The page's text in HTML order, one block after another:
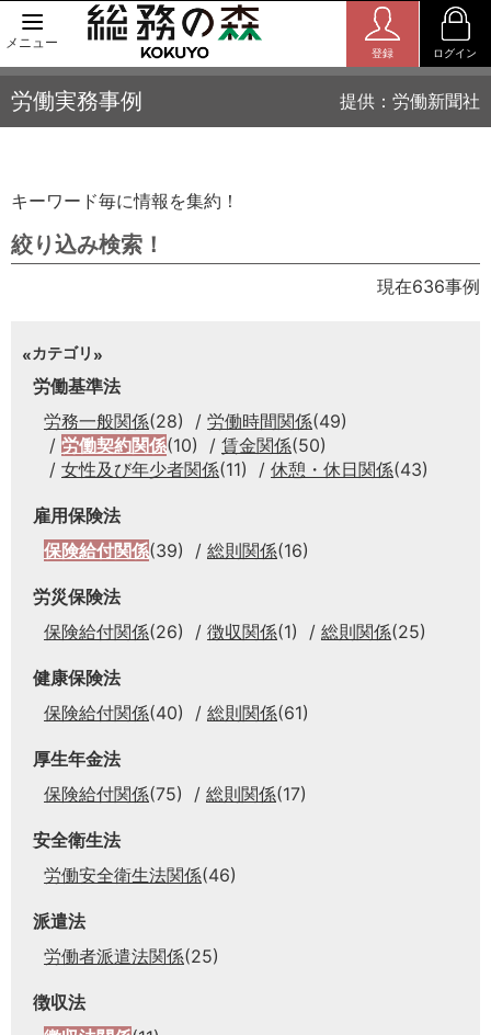
メニュー
登録 ログイン
労働実務事例 提供：労働新聞社
キーワード毎に情報を集約！
絞り込み検索！
現在636事例
カテゴリ
労働基準法
労務一般関係(28) 労働時間関係(49)
労働契約関係(10) 賃金関係(50)
女性及び年少者関係(11) 休憩・休日関係(43)
雇用保険法
保険給付関係(39) 総則関係(16)
労災保険法
保険給付関係(26) 徴収関係(1) 総則関係(25)
健康保険法
保険給付関係(40) 総則関係(61)
厚生年金法
保険給付関係(75) 総則関係(17)
安全衛生法
労働安全衛生法関係(46)
派遣法
労働者派遣法関係(25)
徴収法